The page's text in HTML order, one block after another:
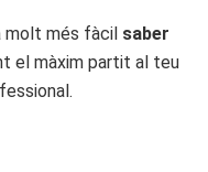
més fàcil saber
el màxim partit al teu